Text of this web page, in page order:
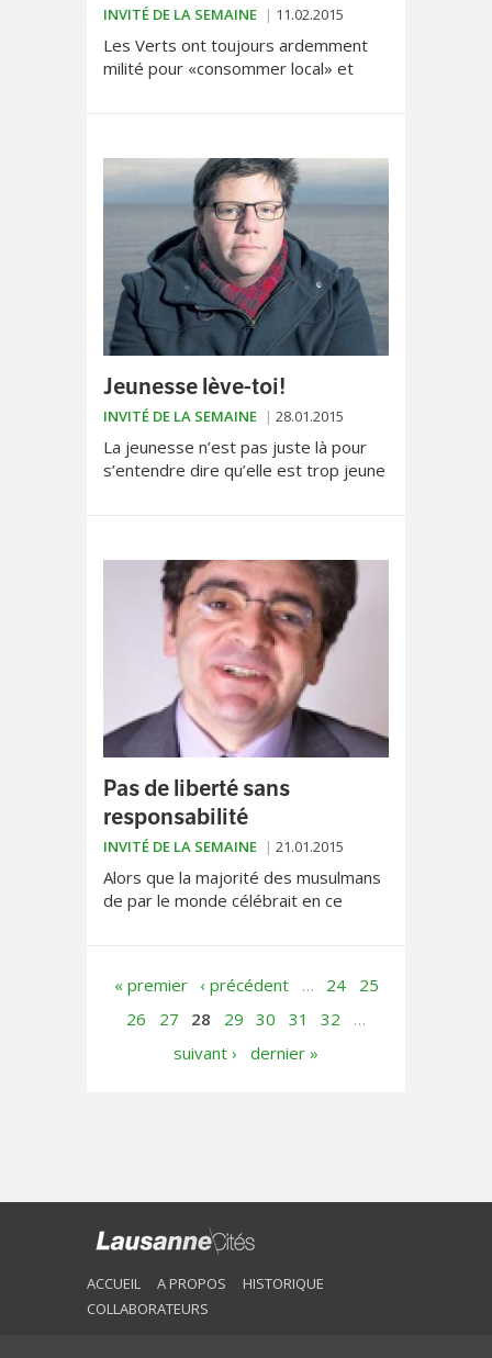
INVITÉ DE LA SEMAINE 11.02.2015
Les Verts ont toujours ardemment
milité pour «consommer local» et
Jeunesse lève-toi!
INVITÉ DE LA SEMAINE 28.01.2015
La jeunesse n’est pas juste là pour
s’entendre dire qu’elle est trop jeune
Pas de liberté sans
responsabilité
INVITÉ DE LA SEMAINE 21.01.2015
Alors que la majorité des musulmans
de par le monde célébrait en ce
« premier ‹ précédent … 24
25
26
27 28 29 30 31 32
…
suivant ›
dernier »
ACCUEIL A PROPOS
HISTORIQUE
COLLABORATEURS